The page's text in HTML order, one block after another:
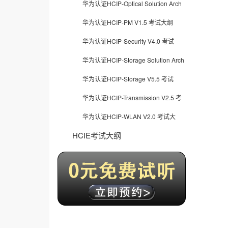
华为认证HCIP-Optical Solution Arch
华为认证HCIP-PM V1.5 考试大纲
华为认证HCIP-Security V4.0 考试
华为认证HCIP-Storage Solution Arch
华为认证HCIP-Storage V5.5 考试
华为认证HCIP-Transmission V2.5 考
华为认证HCIP-WLAN V2.0 考试大
HCIE考试大纲